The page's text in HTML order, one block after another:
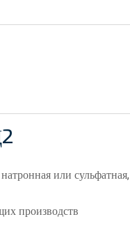
или
производств